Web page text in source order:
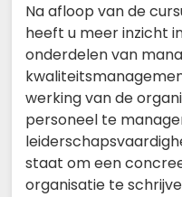
Na afloop van de
heeft u meer inzicht
onderdelen van
werking van de
personeel te
staat om een
organisatie te